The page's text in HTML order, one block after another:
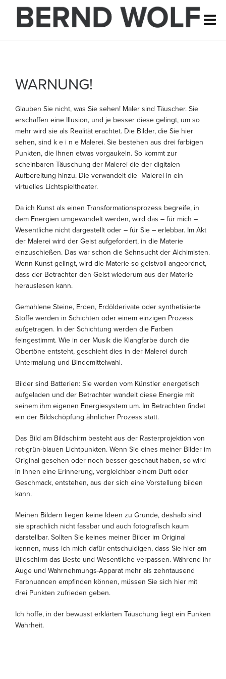
WARNUNG!
Glauben Sie nicht, was Sie sehen! Maler sind Täuscher. Sie
erschaffen eine Illusion, und je besser diese gelingt, um so
mehr wird sie als Realität erachtet. Die Bilder, die Sie hier
sehen, sind k e i n e Malerei. Sie bestehen aus drei farbigen
Punkten, die Ihnen etwas vorgaukeln. So kommt zur
scheinbaren Täuschung der Malerei die der digitalen
Aufbereitung hinzu. Die verwandelt die Malerei in ein
virtuelles Lichtspieltheater.
Da ich Kunst als einen Transformationsprozess begreife, in
dem Energien umgewandelt werden, wird das – für mich –
Wesentliche nicht dargestellt oder – für Sie – erlebbar. Im Akt
der Malerei wird der Geist aufgefordert, in die Materie
einzuschießen. Das war schon die Sehnsucht der Alchimisten.
Wenn Kunst gelingt, wird die Materie so geistvoll angeordnet,
dass der Betrachter den Geist wiederum aus der Materie
herauslesen kann.
Gemahlene Steine, Erden, Erdölderivate oder synthetisierte
Stoffe werden in Schichten oder einem einzigen Prozess
aufgetragen. In der Schichtung werden die Farben
feingestimmt. Wie in der Musik die Klangfarbe durch die
Obertöne entsteht, geschieht dies in der Malerei durch
Untermalung und Bindemittelwahl.
Bilder sind Batterien: Sie werden vom Künstler energetisch
aufgeladen und der Betrachter wandelt diese Energie mit
seinem ihm eigenen Energiesystem um. Im Betrachten findet
ein der Bildschöpfung ähnlicher Prozess statt.
Das Bild am Bildschirm besteht aus der Rasterprojektion von
rot-grün-blauen Lichtpunkten. Wenn Sie eines meiner Bilder im
Original gesehen oder noch besser geschaut haben, so wird
in Ihnen eine Erinnerung, vergleichbar einem Duft oder
Geschmack, entstehen, aus der sich eine Vorstellung bilden
kann.
Meinen Bildern liegen keine Ideen zu Grunde, deshalb sind
sie sprachlich nicht fassbar und auch fotografisch kaum
darstellbar. Sollten Sie keines meiner Bilder im Original
kennen, muss ich mich dafür entschuldigen, dass Sie hier am
Bildschirm das Beste und Wesentliche verpassen. Während Ihr
Auge und Wahrnehmungs-Apparat mehr als zehntausend
Farbnuancen empfinden können, müssen Sie sich hier mit
drei Punkten zufrieden geben.
Ich hoffe, in der bewusst erklärten Täuschung liegt ein Funken
Wahrheit.